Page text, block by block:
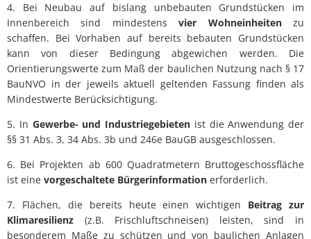
4. Bei Neubau auf bislang unbebauten Grundstücken im
Innenbereich sind mindestensvier Wohneinheitenzu
schaffen. Bei Vorhaben auf bereits bebauten Grundstücken
kann von dieser Bedingung abgewichen werden. Die
Orientierungswerte zum Maß der baulichen Nutzung nach § 17
BauNVO in der jeweils aktuell geltenden Fassung finden als
Mindestwerte Berücksichtigung.
5. In Gewerbe- und Industriegebieten ist die Anwendung der
§§ 31 Abs. 3, 34 Abs. 3b und 246e BauGB ausgeschlossen.
6. Bei Projekten ab 600 Quadratmetern Bruttogeschossfläche
ist eine vorgeschaltete Bürgerinformation erforderlich.
7. Flächen, die bereits heute einen wichtigen Beitrag zur
Klimaresilienz (z.B. Frischluftschneisen) leisten, sind in
besonderem Maße zu schützen und von baulichen Anlagen